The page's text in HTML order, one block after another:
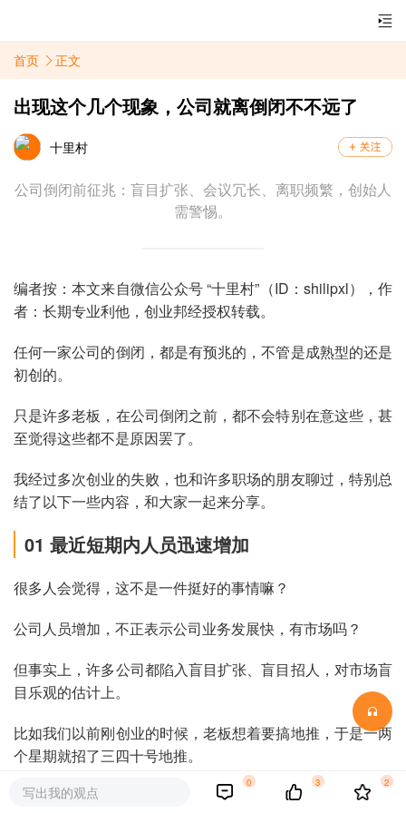
首页 正文
出现这个几个现象，公司就离倒闭不不远了
十里村
公司倒闭前征兆：盲目扩张、会议冗长、离职频繁，创始人
需警惕。
编者按：本文来自微信公众号 “十里村”（ID：shilipxl），作
者：长期专业利他，创业邦经授权转载。
任何一家公司的倒闭，都是有预兆的，不管是成熟型的还是
初创的。
只是许多老板，在公司倒闭之前，都不会特别在意这些，甚
至觉得这些都不是原因罢了。
我经过多次创业的失败，也和许多职场的朋友聊过，特别总
结了以下一些内容，和大家一起来分享。
01 最近短期内人员迅速增加
很多人会觉得，这不是一件挺好的事情嘛？
公司人员增加，不正表示公司业务发展快，有市场吗？
但事实上，许多公司都陷入盲目扩张、盲目招人，对市场盲
目乐观的估计上。
比如我们以前刚创业的时候，老板想着要搞地推，于是一两
个星期就招了三四十号地推。
一下子招了这么多人，总得有地方办公吧，总得买电脑吧，
写出我的观点
0 3 2